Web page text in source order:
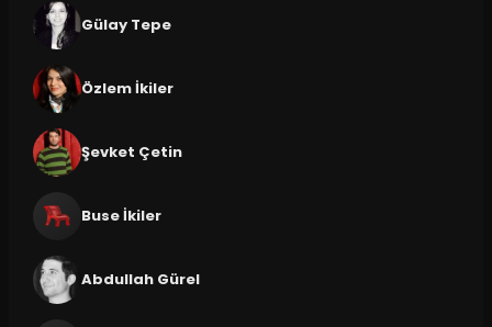
Gülay Tepe
Özlem İkiler
Şevket Çetin
Buse İkiler
Abdullah Gürel